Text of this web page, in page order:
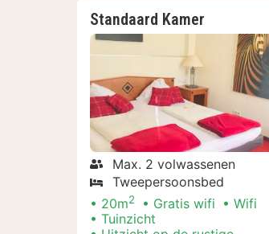
Standaard Kamer
Max. 2 volwassenen
Tweepersoonsbed
20m2 Gratis wifi
Wifi
Tuinzicht